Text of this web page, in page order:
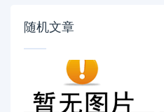
随机文章